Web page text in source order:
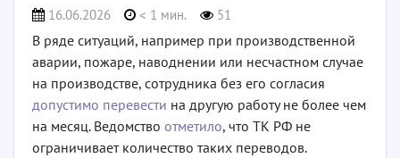
16.06.2026 < 1 мин. 51
В ряде ситуаций, например при производственной
аварии, пожаре, наводнении или несчастном случае
на производстве, сотрудника без его согласия
допустимо перевести на другую работу не более чем
на месяц. Ведомство отметило, что ТК РФ не
ограничивает количество таких переводов.